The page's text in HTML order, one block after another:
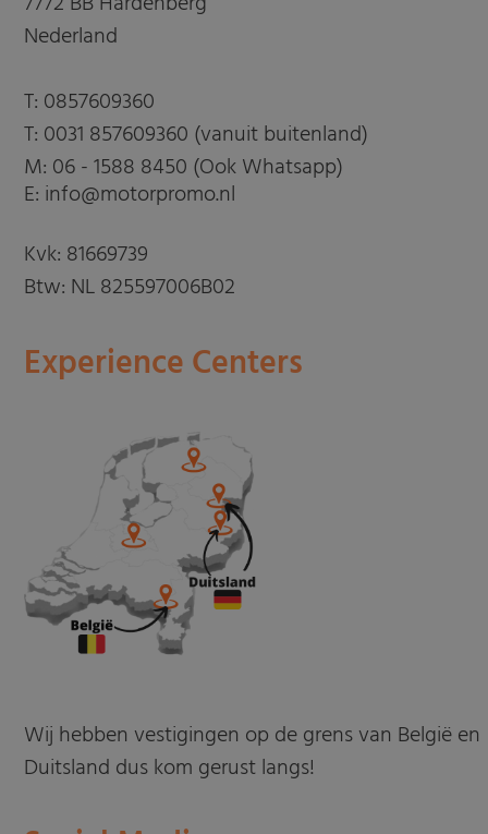
Nederland
T: 0857609360
T: 0031 857609360 (vanuit buitenland)
M: 06 - 1588 8450 (Ook Whatsapp)
E: info@motorpromo.nl
Kvk: 81669739
Btw: NL 825597006B02
Experience Centers
Wij hebben vestigingen op de grens van België en
Duitsland dus kom gerust langs!